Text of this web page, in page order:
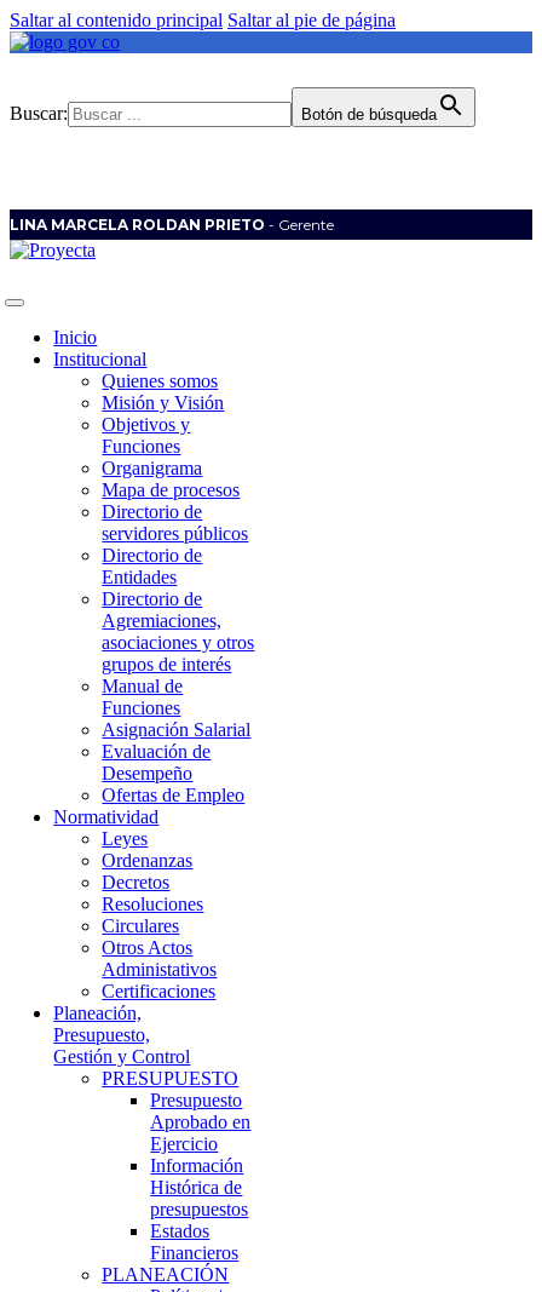
Saltar al contenido principal Saltar al pie de página
Buscar: Botón de búsqueda
LINA MARCELA ROLDAN PRIETO - Gerente
Inicio
Institucional
Quienes somos
Misión y Visión
Objetivos y
Funciones
Organigrama
Mapa de procesos
Directorio de
servidores públicos
Directorio de
Entidades
Directorio de
Agremiaciones,
asociaciones y otros
grupos de interés
Manual de
Funciones
Asignación Salarial
Evaluación de
Desempeño
Ofertas de Empleo
Normatividad
Leyes
Ordenanzas
Decretos
Resoluciones
Circulares
Otros Actos
Administativos
Certificaciones
Planeación,
Presupuesto,
Gestión y Control
PRESUPUESTO
Presupuesto
Aprobado en
Ejercicio
Información
Histórica de
presupuestos
Estados
Financieros
PLANEACIÓN